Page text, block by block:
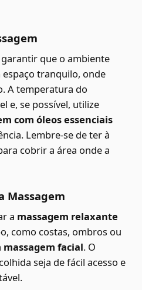
garantir que o ambiente
tranquilo, onde
A temperatura do
e, se possível, utilize
com óleos essenciais
Lembre-se de ter à
cobrir a área onde a
Massagem
a massagem relaxante
como costas, ombros ou
massagem facial. O
seja de fácil acesso e